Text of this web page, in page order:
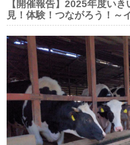
【開催報告】2025年度い
見！体験！つながろう！～